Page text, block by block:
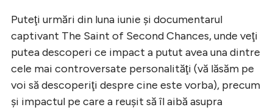
Puteţi urmări din luna iunie şi documentarul
captivant The Saint of Second Chances, unde veţi
putea descoperi ce impact a putut avea una dintre
cele mai controversate personalităţi (vă lăsăm pe
voi să descoperiţi despre cine este vorba), precum
şi impactul pe care a reuşit să îl aibă asupra